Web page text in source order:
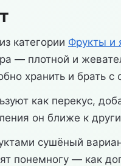
категории Фрукты и
— плотной и
хранить и брать с
как перекус,
он ближе к
сушёный
понемногу — как